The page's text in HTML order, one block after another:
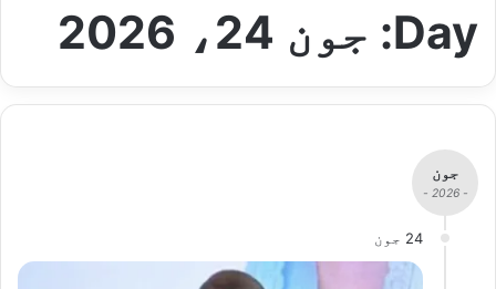
Day: جون 24، 2026
جون
- 2026 -
24 جون